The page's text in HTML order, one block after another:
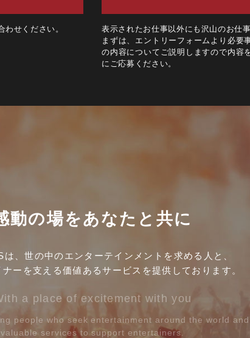
せください。
表示されたお仕事以外にも沢山のお仕
まずは、エントリーフォームより必要
の内容についてご説明しますので内容
にご応募ください。
動の場をあなたと共に
、世の中のエンターテインメントを求める人と、
ーを支える価値あるサービスを提供しております。
a place of excitement with you
people who seek entertainment around the world and
valuable services to support entertainers.